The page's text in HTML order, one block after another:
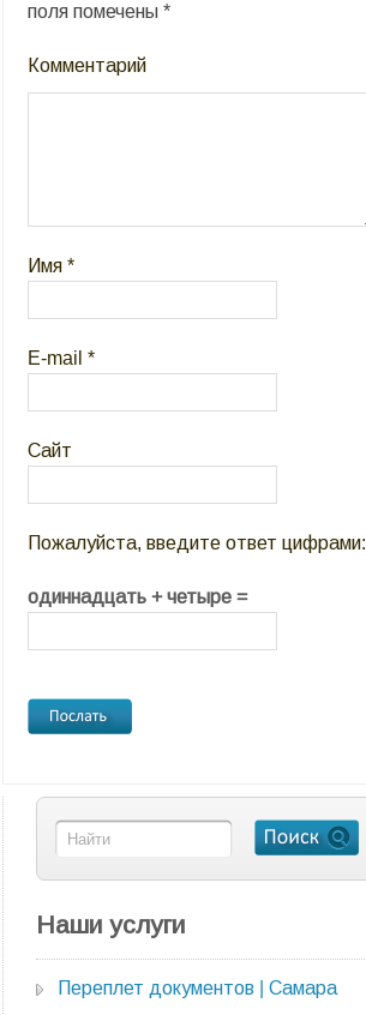
поля помечены*
Комментарий
Имя*
E-mail*
Сайт
Пожалуйста, введите ответ цифрами:
одиннадцать + четыре =
Наши услуги
Переплет документов | Самара